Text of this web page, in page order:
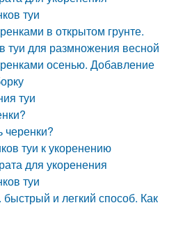
туи
в открытом грунте.
туи для размножения весной
осенью. Добавление
туи
черенки?
туи к укоренению
для укоренения
туи
и легкий способ. Как